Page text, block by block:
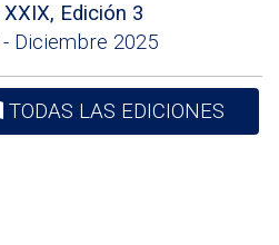
Edición 3
Diciembre 2025
TODAS LAS EDICIONES